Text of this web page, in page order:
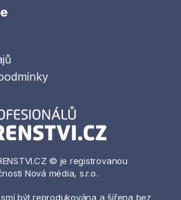
© je registrovanou
Nová média, s.r.o.
být reprodukována a šířena bez